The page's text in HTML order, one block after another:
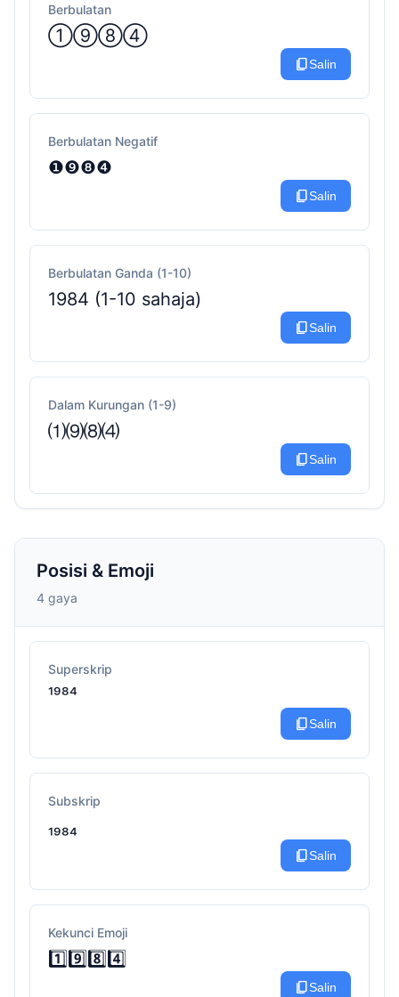
Berbulatan
①⑨⑧④
content_copySalin
Berbulatan Negatif
❶❾❽❹
content_copySalin
Berbulatan Ganda (1-10)
1984 (1-10 sahaja)
content_copySalin
Dalam Kurungan (1-9)
⑴⑼⑻⑷
content_copySalin
Posisi & Emoji
4 gaya
Superskrip
¹⁹⁸⁴
content_copySalin
Subskrip
₁₉₈₄
content_copySalin
Kekunci Emoji
1️⃣9️⃣8️⃣4️⃣
content_copySalin